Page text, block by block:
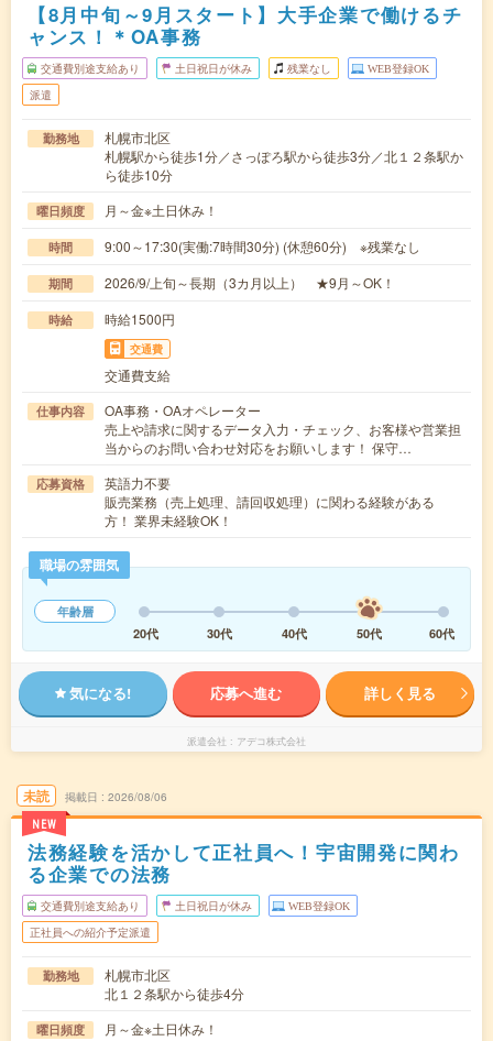
【8月中旬～9月スタート】大手企業で働けるチ
ャンス！＊OA事務
交通費別途支給あり 土日祝日が休み 残業なし WEB登録OK
派遣
勤務地
札幌市北区
札幌駅から徒歩1分／さっぽろ駅から徒歩3分／北１２条駅か
ら徒歩10分
曜日頻度 月～金※土日休み！
時間 9:00～17:30(実働:7時間30分) (休憩60分) ※残業なし
期間 2026/9/上旬～長期（3カ月以上） ★9月～OK！
時給 時給1500円
交通費
交通費支給
仕事内容
OA事務・OAオペレーター
売上や請求に関するデータ入力・チェック、お客様や営業担
当からのお問い合わせ対応をお願いします！ 保守…
応募資格
英語力不要
販売業務（売上処理、請回収処理）に関わる経験がある
方！ 業界未経験OK！
職場の雰囲気
年齢層
20代
30代 40代 50代 60代
気になる! 応募へ進む 詳しく見る
派遣会社 アデコ株式会社
未読
NEW
掲載日 2026/08/06
法務経験を活かして正社員へ！宇宙開発に関わ
る企業での法務
交通費別途支給あり 土日祝日が休み WEB登録OK
正社員への紹介予定派遣
勤務地
札幌市北区
北１２条駅から徒歩4分
曜日頻度 月～金※土日休み！